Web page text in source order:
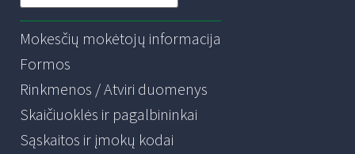
Mokesčių mokėtojų informacija
Formos
Rinkmenos / Atviri duomenys
Skaičiuoklės ir pagalbininkai
Sąskaitos ir įmokų kodai